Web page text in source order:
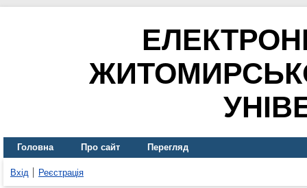
Головна Про сайт Перегляд
Вхід Реєстрація